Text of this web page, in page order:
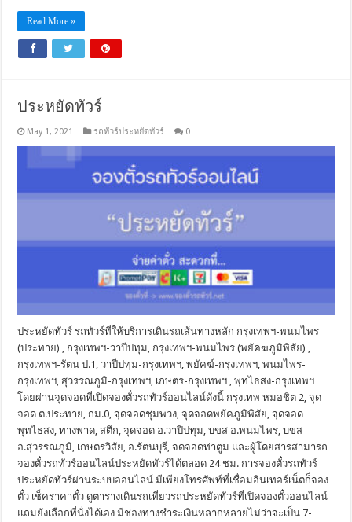
Read More »
ประหยัดทัวร์
May 1, 2021 รถทัวร์ประหยัดทัวร์ 0
ประหยัดทัวร์ รถทัวร์ที่ให้บริการเดินรถเส้นทางหลัก กรุงเทพฯ-พนมไพร
(ประทาย) , กรุงเทพฯ-วาปีปทุม, กรุงเทพฯ-พนมไพร (พยัคฆภูมิพิสัย) ,
กรุงเทพฯ-รัตน ป.1, วาปีปทุม-กรุงเทพฯ, พยัคฆ์-กรุงเทพฯ, พนมไพร-
กรุงเทพฯ, สุวรรณภูมิ-กรุงเทพฯ, เกษตร-กรุงเทพฯ , พุทไธสง-กรุงเทพฯ
โดยผ่านจุดจอดที่เปิดจองตั๋วรถทัวร์ออนไลน์ดังนี้ กรุงเทพ หมอชิต 2, จุด
จอด ต.ประทาย, กม.0, จุดจอดชุมพวง, จุดจอดพยัคภูมิพิสัย, จุดจอด
พุทไธสง, ทางพาด, สตึก, จุดจอด อ.วาปีปทุม, บขส อ.พนมไพร, บขส
อ.สุวรรณภูมิ, เกษตรวิสัย, อ.รัตนบุรี, จดจอดท่าตูม และผู้โดยสารสามารถ
จองตั๋วรถทัวร์ออนไลน์ประหยัดทัวร์ได้ตลอด 24 ชม. การจองตั๋วรถทัวร์
ประหยัดทัวร์ผ่านระบบออนไลน์ มีเพียงโทรศัพท์ที่เชื่อมอินเทอร์เน็ตก็จอง
ตั๋ว เช็คราคาตั๋ว ดูตารางเดินรถเที่ยวรถประหยัดทัวร์ที่เปิดจองตั๋วออนไลน์
แถมยังเลือกที่นั่งได้เอง มีช่องทางชำระเงินหลากหลายไม่ว่าจะเป็น 7-